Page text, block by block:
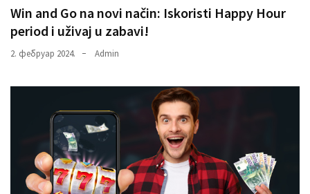
Win and Go na novi način: Iskoristi Happy Hour
period i uživaj u zabavi!
2. фебруар 2024. Admin